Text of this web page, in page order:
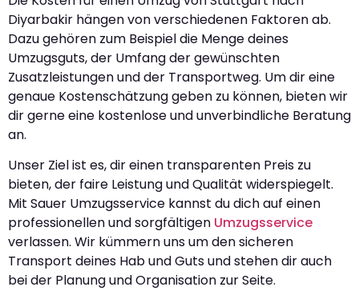
Diyarbakir hängen von verschiedenen Faktoren ab.
Dazu gehören zum Beispiel die Menge deines
Umzugsguts, der Umfang der gewünschten
Zusatzleistungen und der Transportweg. Um dir eine
genaue Kostenschätzung geben zu können, bieten wir
dir gerne eine kostenlose und unverbindliche Beratung
an.
Unser Ziel ist es, dir einen transparenten Preis zu
bieten, der faire Leistung und Qualität widerspiegelt.
Mit Sauer Umzugsservice kannst du dich auf einen
professionellen und sorgfältigen Umzugsservice
verlassen. Wir kümmern uns um den sicheren
Transport deines Hab und Guts und stehen dir auch
bei der Planung und Organisation zur Seite.